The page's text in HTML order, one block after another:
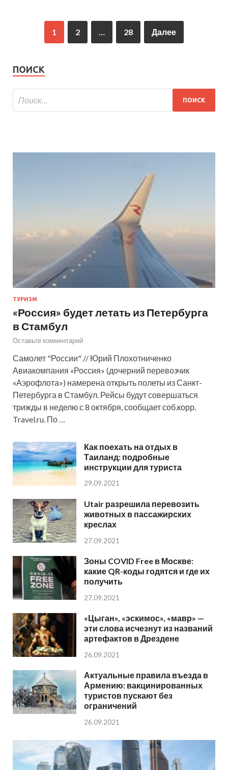
1 2 … 28 Далее
ПОИСК
ТУРИЗМ
«Россия» будет летать из Петербурга
в Стамбул
Оставьте комментарий
Самолет "России" // Юрий Плохотниченко
Авиакомпания «Россия» (дочерний перевозчик
«Аэрофлота») намерена открыть полеты из Санкт-
Петербурга в Стамбул. Рейсы будут совершаться
трижды в неделю с 8 октября, сообщает соб.корр.
Travel.ru. По …
Как поехать на отдых в
Таиланд: подробные
инструкции для туриста
29.09.2021
Utair разрешила перевозить
животных в пассажирских
креслах
27.09.2021
Зоны COVID Free в Москве:
какие QR-коды годятся и где их
получить
27.09.2021
«Цыган», «эскимос», «мавр» —
эти слова исчезнут из названий
артефактов в Дрездене
26.09.2021
Актуальные правила въезда в
Армению: вакцинированных
туристов пускают без
ограничений
26.09.2021